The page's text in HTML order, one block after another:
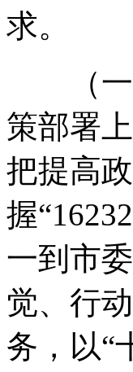
求。
（一
策部署
把提高
握
一到市
觉、行
务 ， 以“